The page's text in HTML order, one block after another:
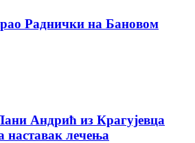
Раднички на Бановом
Андрић из Крагујевца
наставак лечења